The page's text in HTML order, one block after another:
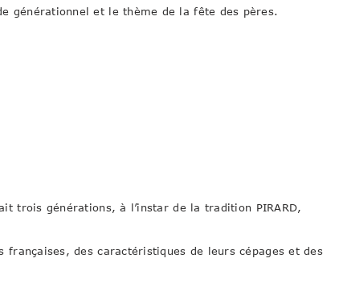
générationnel et le thème de la fête des pères.
trois générations, à l’instar de la tradition PIRARD,
des caractéristiques de leurs cépages et des